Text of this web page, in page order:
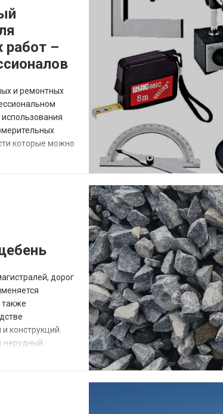
работ –
и ремонтных
которые можно
Термодетекторы
и
выявления
дорог
конструкций.
нерудный
расскажет